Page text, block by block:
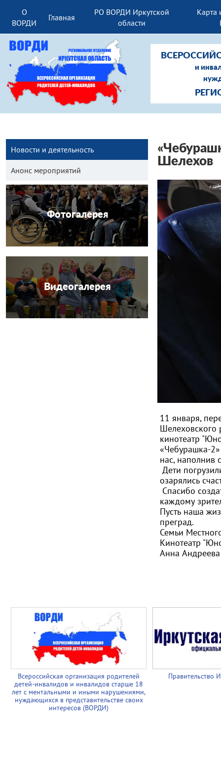
О
ВОРДИ
Главная
РО ВОРДИ Иркутской
области
Карта
и
Новости и деятельность
Анонс мероприятий
Фотогалерея
Видеогалерея
Шелехов
11 января,
Шелеховского
кинотеатр
«Чебурашка-
нас, наполнив
Дети
озарялись
Спасибо
каждому
Пусть наша
преград.
Семьи
Кинотеатр
Анна Андреева
Всероссийская организация родителей
детей-инвалидов и инвалидов старше 18
лет с ментальными и иными нарушениями,
нуждающихся в представительстве своих
интересов (ВОРДИ)
Правительство